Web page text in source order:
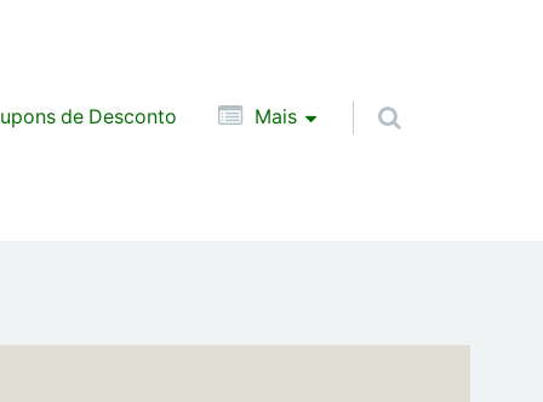
de Desconto Mais